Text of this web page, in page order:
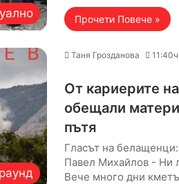
Прочети Повече »
Таня Грозданова
От кариерите
обещали
пътя
Гласът на
Павел Михайлов - Ни
Вече много дни